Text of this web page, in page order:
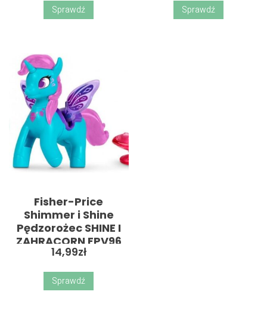
Sprawdź Sprawdź
Fisher-Price
Shimmer i Shine
Pędzorożec SHINE I
ZAHRACORN FPV96
FPV99
14,99zł
Sprawdź